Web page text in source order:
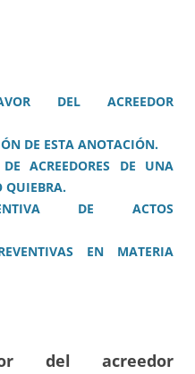
DEL ACREEDOR
DE ESTA ANOTACIÓN.
ACREEDORES DE UNA
QUIEBRA.
DE ACTOS
EN MATERIA
del acreedor